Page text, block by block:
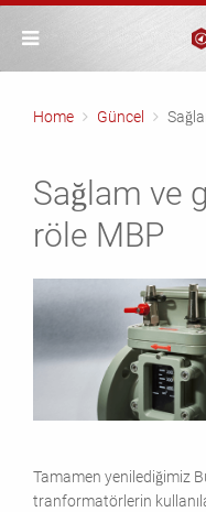
Home Güncel
Sağlam ve
röle MBP
Tamamen yenilediğimiz
tranformatörlerin